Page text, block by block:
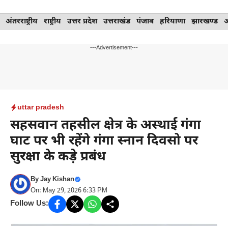
Skip
to
अंतरराष्ट्रीय राष्ट्रीय उत्तर प्रदेश उत्तराखंड पंजाब हरियाणा झारखण्ड
---Advertisement---
uttar pradesh
सहसवान तहसील क्षेत्र के अस्थाई गंगा
घाट पर भी रहेंगे गंगा स्नान दिवसो पर
सुरक्षा के कड़े प्रबंध
ByJay Kishan
On: May 29, 2026 6:33 PM
Follow Us: